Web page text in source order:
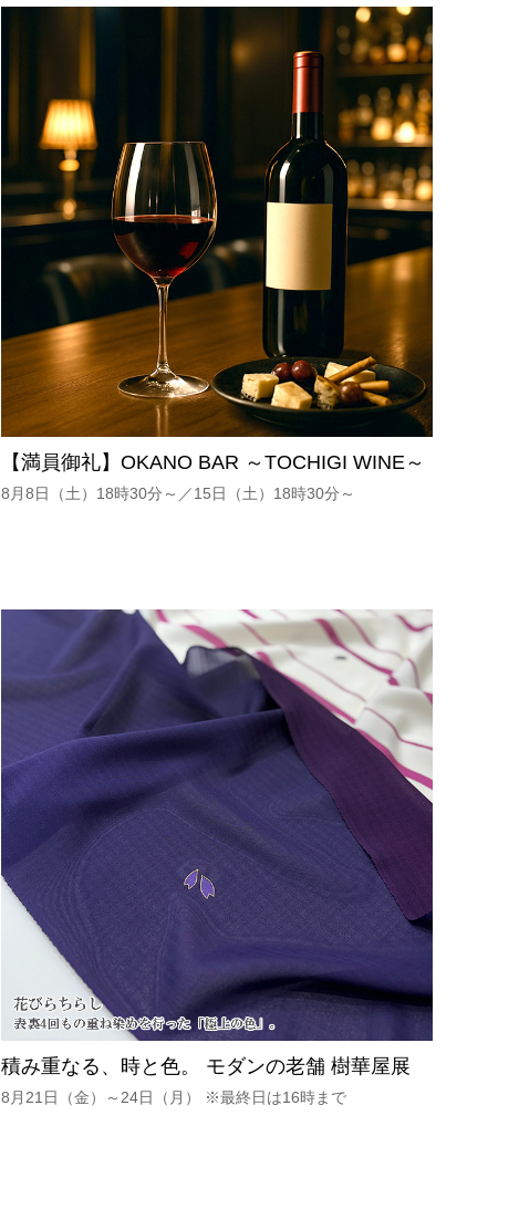
【満員御礼】OKANO BAR ～TOCHIGI WINE～
8月8日（土）18時30分～／15日（土）18時30分～
積み重なる、時と色。 モダンの老舗 樹華屋展
8月21日（金）～24日（月） ※最終日は16時まで